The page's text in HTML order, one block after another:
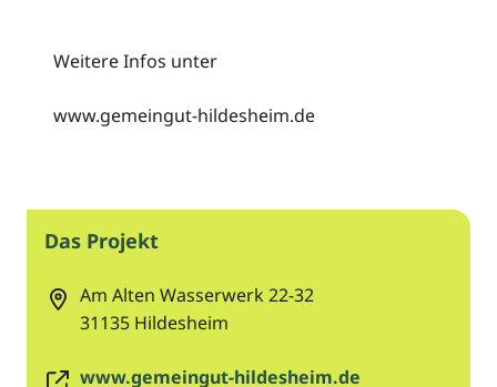
Weitere Infos unter
www.gemeingut-hildesheim.de
Das Projekt
Am Alten Wasserwerk 22-32
31135 Hildesheim
www.gemeingut-hildesheim.de